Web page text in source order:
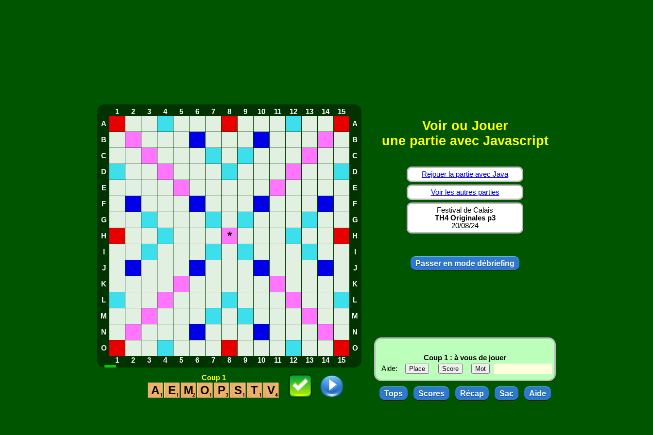
1 2 3 4 5 6 7 8 9 10 11 12 13 14
15
A
A
B B
C C
D D
E E
F F
G G
H * H
J J
K K
L L
M M
N N
O
O
1
2 3 4 5 6 7 8 9 10 11 12 13 14 15
Coup 1
A E M O P S T V
Voir ou Jouer
une partie avec Javascript
Rejouer la partie avec Java
Voir les autres parties
Festival de Calais
TH4 Originales p3
20/08/24
Passer en mode débriefing
Coup 1 : à vous de jouer
Aide:
Tops Scores Récap Sac Aide